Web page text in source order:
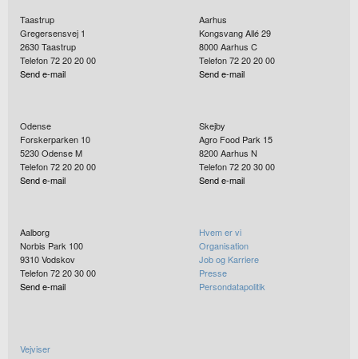
Taastrup
Gregersensvej 1
2630Taastrup
Telefon 72 20 20 00
Send e-mail
Aarhus
Kongsvang Allé 29
8000Aarhus C
Telefon 72 20 20 00
Send e-mail
Odense
Forskerparken 10
5230Odense M
Telefon 72 20 20 00
Send e-mail
Skejby
Agro Food Park 15
8200Aarhus N
Telefon 72 20 30 00
Send e-mail
Aalborg
Norbis Park 100
9310Vodskov
Telefon 72 20 30 00
Send e-mail
Hvem er vi
Organisation
Job og Karriere
Presse
Persondatapolitik
Vejviser